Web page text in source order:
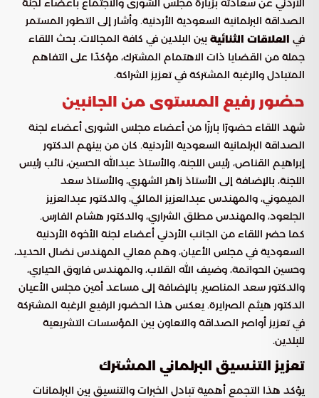
الأردني عن سعادته بزيارة مجلس الشورى والاجتماع بأعضاء لجنة
الصداقة البرلمانية السعودية الأردنية. وأشار إلى التطور المستمر
في العلاقات الثنائية بين البلدين في كافة المجالات. بحث اللقاء
جملة من القضايا ذات الاهتمام المشترك، مؤكدًا على التفاهم
المتبادل والرغبة المشتركة في تعزيز الشراكة.
حضور رفيع المستوى من الجانبين
شهد اللقاء حضورًا بارزًا من أعضاء مجلس الشورى أعضاء لجنة
الصداقة البرلمانية السعودية الأردنية. كان من بينهم الدكتور
إبراهيم القناص، رئيس اللجنة، والأستاذ عبدالله الحسين، نائب رئيس
اللجنة، بالإضافة إلى الأستاذ زاهر الشهري، والأستاذ سعد
الميموني، والمهندس عبدالعزيز المالكي، والدكتور عبدالعزيز
الجلعود، والمهندس مطلق الشراري، والدكتور هشام الفارس.
كما حضر اللقاء من الجانب الأردني أعضاء لجنة الأخوة الأردنية
السعودية في مجلس الأعيان، وهم معالي المهندس نضال الحديد،
وحسين الحواتمة، وضيف الله القلاب، والمهندس فاروق الحياري،
والدكتور سعد المناصير. بالإضافة إلى مساعد أمين مجلس الأعيان
الدكتور هيثم الصرايرة. يعكس هذا الحضور الرفيع الرغبة المشتركة
في تعزيز أواصر الصداقة والتعاون بين المؤسسات التشريعية
للبلدين.
تعزيز التنسيق البرلماني المشترك
يؤكد هذا التجمع أهمية تبادل الخبرات والتنسيق بين البرلمانات